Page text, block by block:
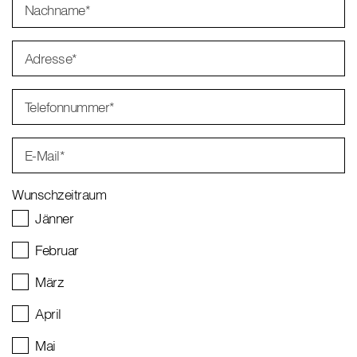
Nachname*
Adresse*
Telefonnummer*
E-Mail*
Wunschzeitraum
Jänner
Februar
März
April
Mai